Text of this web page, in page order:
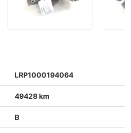
LRP1000194064
49428 km
B